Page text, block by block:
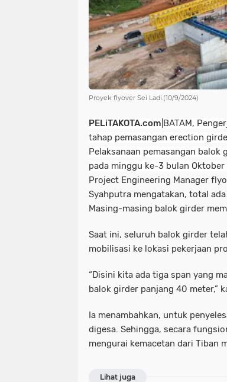
Proyek flyover Sei Ladi.(10/9/2024)
PELiTAKOTA.com |BATAM, P
tahap pemasangan erection
Pelaksanaan pemasangan
pada minggu ke-3 bulan Oktober
Project Engineering Manager
Syahputra mengatakan, total
Masing-masing balok girder
Saat ini, seluruh balok girder
mobilisasi ke lokasi pekerjaan
“Disini kita ada tiga span yang
balok girder panjang 40 meter,”
Ia menambahkan, untuk
digesa. Sehingga, secara
mengurai kemacetan dari Tiban
Lihat juga